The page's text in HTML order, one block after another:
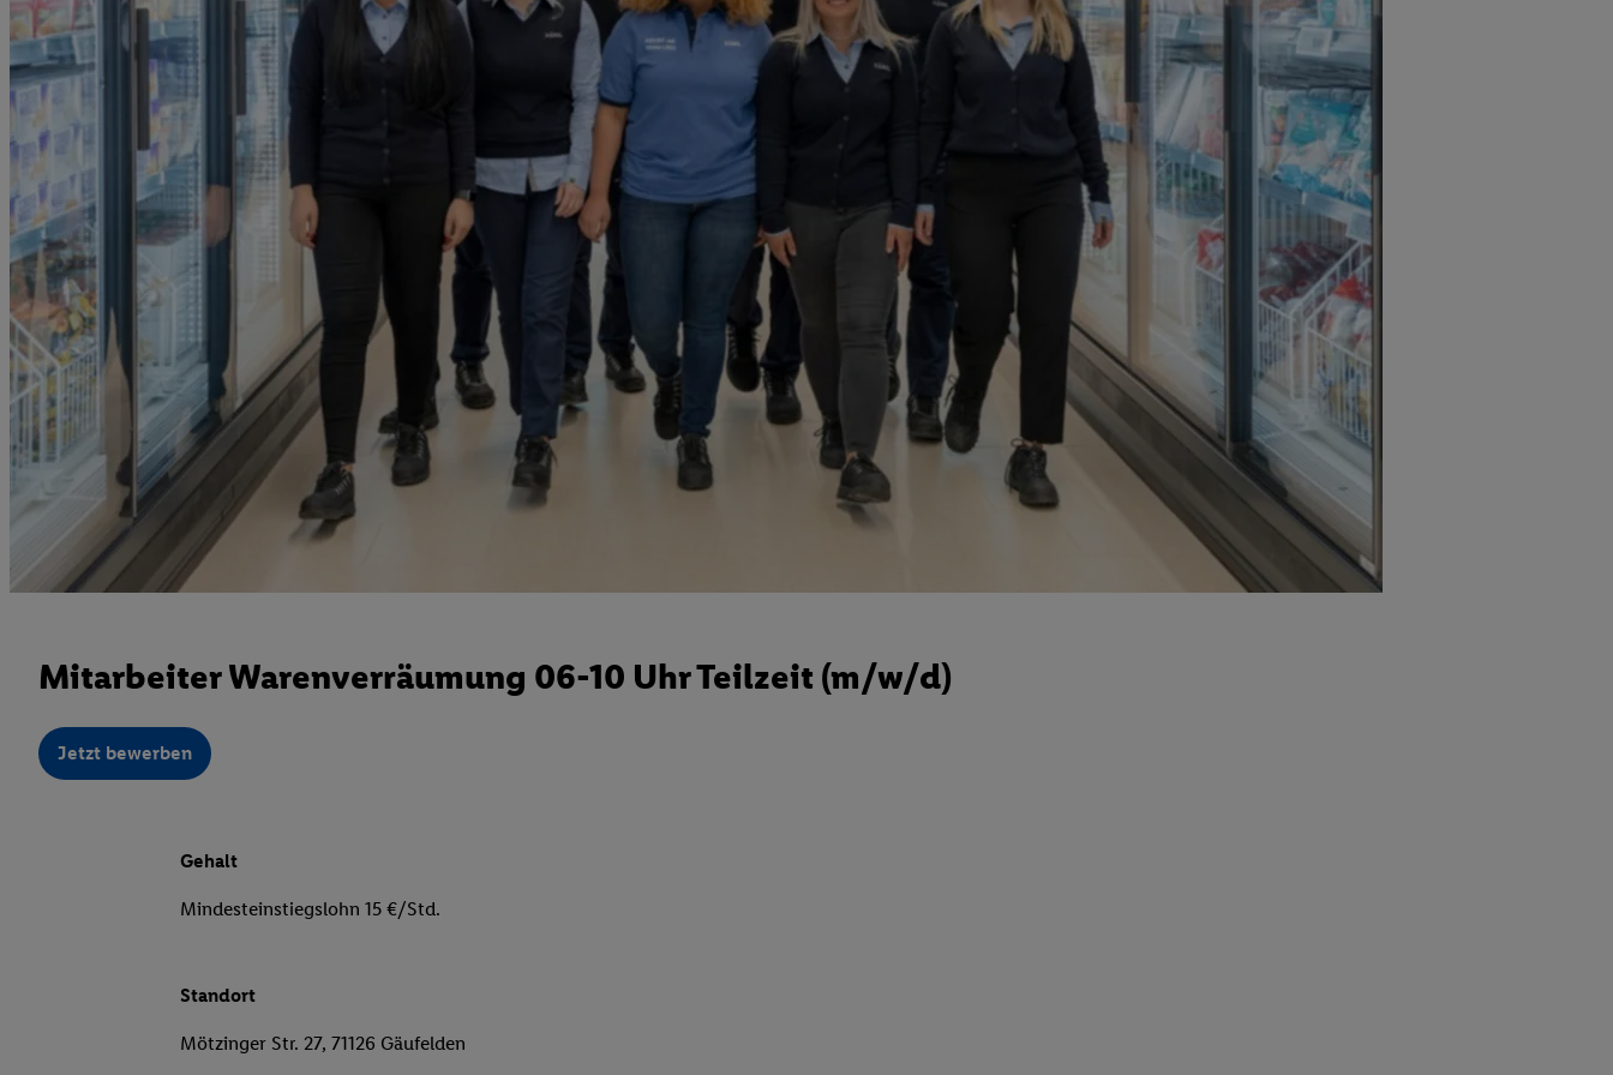
Mitarbeiter Warenverräumung 06-10 Uhr Teilzeit (m/w/d)
Jetzt bewerben
Gehalt
Mindesteinstiegslohn 15 €/Std.
Standort
Mötzinger Str. 27, 71126 Gäufelden